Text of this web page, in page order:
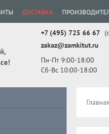
ДОСТАВКА
+7 (495) 725 66 67
zakaz@zamkitut.ru
Пн-Пт 9:00-18:00
Сб-Вс 10:00-18:00